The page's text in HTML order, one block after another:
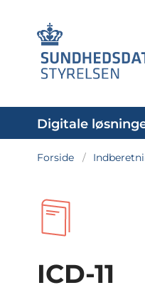
Digitale
Forside
ICD-11